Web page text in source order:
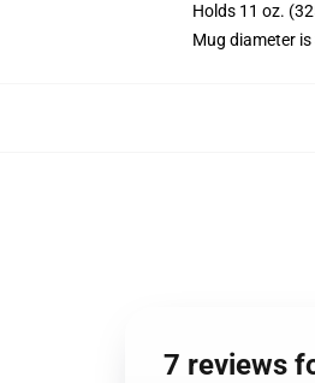
Holds 11 oz.
Mug diameter
7 reviews